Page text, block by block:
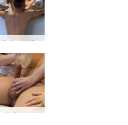
Sali와 Quin의 After Workout POV
Helena와 Aaron의 Double Pleasure